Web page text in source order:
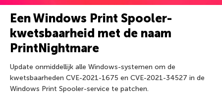
Een Windows Print Spooler-
kwetsbaarheid met de naam
PrintNightmare
Update onmiddellijk alle Windows-systemen om de
kwetsbaarheden CVE-2021-1675 en CVE-2021-34527 in de
Windows Print Spooler-service te patchen.